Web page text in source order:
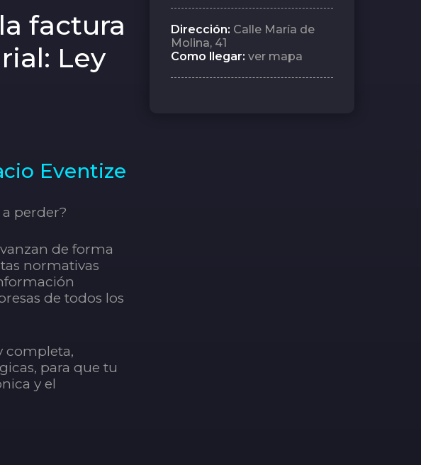
factura
Ley
Eventize
a perder?
de forma
normativas
de todos los
completa,
para que tu
y el
Dirección: Calle María de
Molina, 41
Como llegar: ver mapa